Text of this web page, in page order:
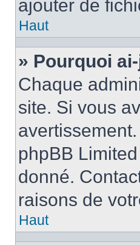
ajouter de
Haut
» Pourquoi
Chaque
site. Si vous
phpBB
donné.
raisons de
Haut